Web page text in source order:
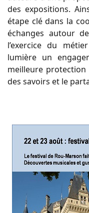
des expositions.
étape clé dans la
échanges autour
l’exercice du
lumière un
meilleure
des savoirs et le